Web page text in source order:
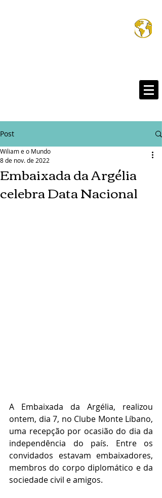
Wiliam e o Mund
Post
Embaixada da Argélia
celebra Data Nacional
Wiliam e o Mundo
8 de nov. de 2022
A Embaixada da Argélia, realizou
ontem, dia 7, no Clube Monte Líbano,
uma recepção por ocasião do dia da
independência do país. Entre os
convidados estavam embaixadores,
membros do corpo diplomático e da
sociedade civil e amigos.